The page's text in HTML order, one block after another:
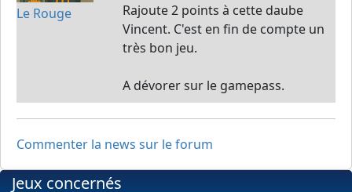
Le Rouge
Rajoute 2 points à cette daube
Vincent. C'est en fin de compte un
très bon jeu.
A dévorer sur le gamepass.
Commenter la news sur le forum
Jeux concernés